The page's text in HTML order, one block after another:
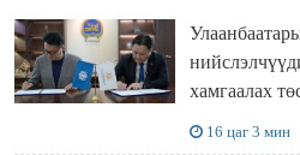
хамгаалах
16 цаг 3 мин